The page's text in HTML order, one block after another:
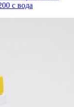
с вода